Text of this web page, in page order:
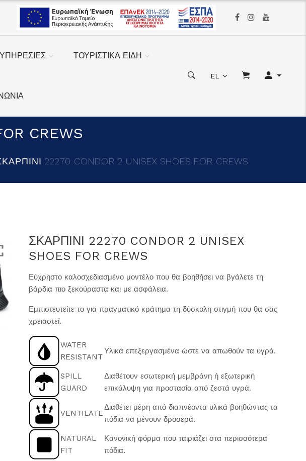
ΥΠΗΡΕΣΙΕΣ ΤΟΥΡΙΣΤΙΚΑ ΕΙΔΗ
EL
CREWS
22270 CONDOR 2 UNISEX SHOES FOR CREWS
ΣΚΑΡΠΙΝΙ 22270 CONDOR 2 UNISEX
SHOES FOR CREWS
Εύχρηστο καλοσχεδιασμένο μοντέλο που θα βοηθήσει να βγάλετε τη
βάρδια πιο ξεκούραστα και με ασφάλεια.
Εμπιστευτείτε το για πραγματικό κράτημα τη δύσκολη στιγμή που θα σας
χρειαστεί.
WATER
RESISTANT
Υλικά επεξεργασμένα ώστε να απωθούν τα υγρά.
SPILL
GUARD
Διαθέτουν εσωτερική μεμβράνη ή εξωτερική
επικάλυψη για προστασία από ζεστά υγρά.
VENTILATE
Διαθέτει μέρη από διαπνέοντα υλικά βοηθώντας τα
πόδια να μένουν δροσερά.
NATURAL
FIT
Κανονική φόρμα που ταιριάζει στα περισσότερα
πόδια.